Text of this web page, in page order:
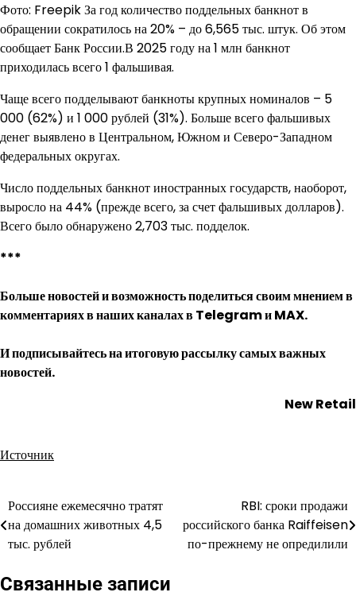
Фото: Freepik За год количество поддельных банкнот в
обращении сократилось на 20% – до 6,565 тыс. штук. Об этом
сообщает Банк России.В 2025 году на 1 млн банкнот
приходилась всего 1 фальшивая.
Чаще всего подделывают банкноты крупных номиналов – 5
000 (62%) и 1 000 рублей (31%). Больше всего фальшивых
денег выявлено в Центральном, Южном и Северо-Западном
федеральных округах.
Число поддельных банкнот иностранных государств, наоборот,
выросло на 44% (прежде всего, за счет фальшивых долларов).
Всего было обнаружено 2,703 тыс. подделок.
***
Больше новостей и возможность поделиться своим мнением в
комментариях в наших каналах вTelegramиMAX.
Иподписывайтесьна итоговую рассылку самых важных
новостей.
New Retail
Источник
Навигация
по
Россияне ежемесячно тратят
на домашних животных 4,5
тыс. рублей
RBI: сроки продажи
российского банка Raiffeisen
по-прежнему не опредилили
Связанные записи